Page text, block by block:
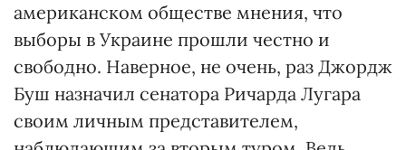
американском обществе мнения, что
выборы в Украине прошли честно и
свободно. Наверное, не очень, раз Джордж
Буш назначил сенатора Ричарда Лугара
своим личным представителем,